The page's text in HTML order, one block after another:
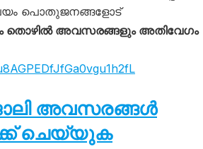
പൊതുജനങ്ങളോട്
തൊഴിൽ അവസരങ്ങളും അതിവേഗം
അവസരങ്ങൾ
ചെയ്യുക